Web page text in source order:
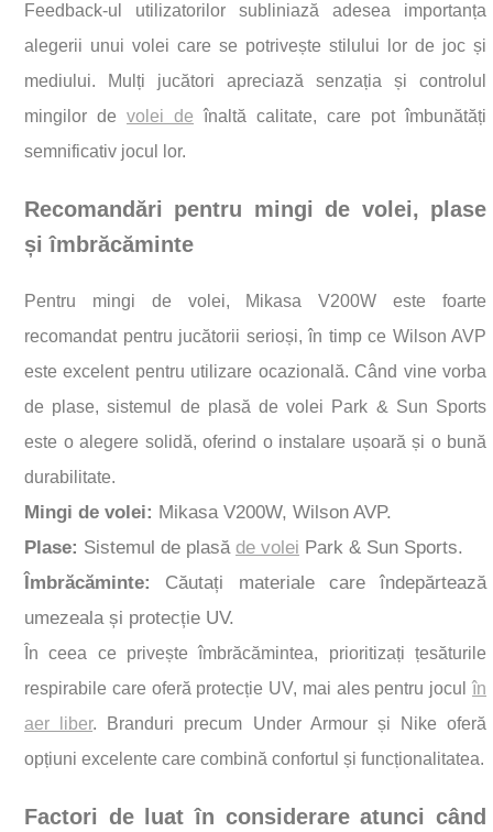
Feedback-ul utilizatorilor subliniază adesea importanța
alegerii unui volei care se potrivește stilului lor de joc și
mediului. Mulți jucători apreciază senzația și controlul
mingilor devolei de înaltă calitate, care pot îmbunătăți
semnificativ jocul lor.
Recomandări pentru mingi de volei, plase
și îmbrăcăminte
Pentru mingi de volei, Mikasa V200W este foarte
recomandat pentru jucătorii serioși, în timp ce Wilson AVP
este excelent pentru utilizare ocazională. Când vine vorba
de plase, sistemul de plasă de volei Park & Sun Sports
este o alegere solidă, oferind o instalare ușoară și o bună
durabilitate.
Mingi de volei: Mikasa V200W, Wilson AVP.
Plase: Sistemul de plasăde volei Park & Sun Sports.
Îmbrăcăminte:
Căutați materiale care îndepărtează
umezeala și protecție UV.
În ceea ce privește îmbrăcămintea, prioritizați țesăturile
respirabile care oferă protecție UV, mai ales pentru joculîn
aer liber. Branduri precum Under Armour și Nike oferă
opțiuni excelente care combină confortul și funcționalitatea.
Factori de luat în considerare atunci când